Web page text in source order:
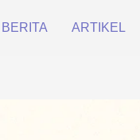
BERITA ARTIKEL